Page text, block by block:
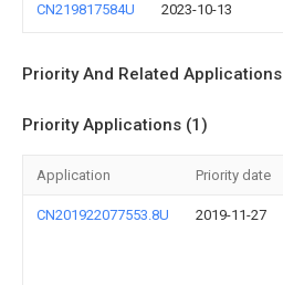
CN219817584U 2023-10-13
Priority And Related Applications
Priority Applications (1)
Application Priority date
CN201922077553.8U 2019-11-27